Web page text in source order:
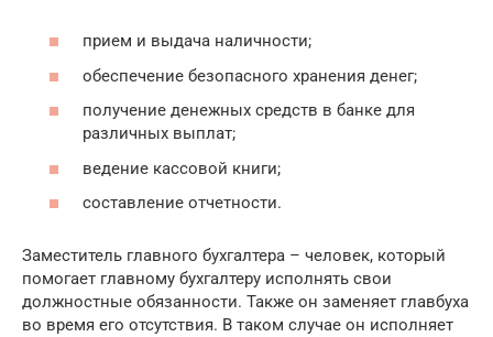
прием и выдача наличности;
обеспечение безопасного хранения денег;
получение денежных средств в банке для
различных выплат;
ведение кассовой книги;
составление отчетности.
Заместитель главного бухгалтера – человек, который
помогает главному бухгалтеру исполнять свои
должностные обязанности. Также он заменяет главбуха
во время его отсутствия. В таком случае он исполняет